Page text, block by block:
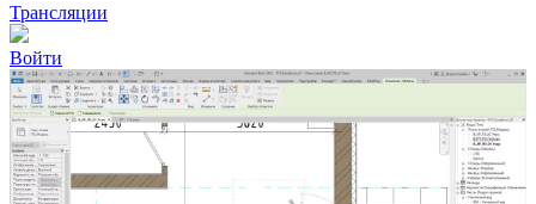
Трансляции
Войти